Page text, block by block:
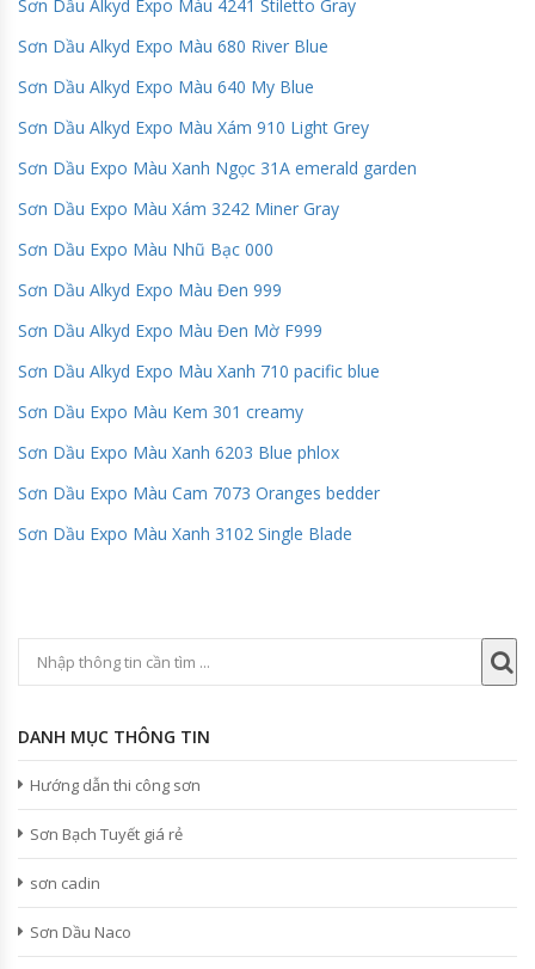
Sơn Dầu Alkyd Expo Màu 4241 Stiletto Gray
Sơn Dầu Alkyd Expo Màu 680 River Blue
Sơn Dầu Alkyd Expo Màu 640 My Blue
Sơn Dầu Alkyd Expo Màu Xám 910 Light Grey
Sơn Dầu Expo Màu Xanh Ngọc 31A emerald garden
Sơn Dầu Expo Màu Xám 3242 Miner Gray
Sơn Dầu Expo Màu Nhũ Bạc 000
Sơn Dầu Alkyd Expo Màu Đen 999
Sơn Dầu Alkyd Expo Màu Đen Mờ F999
Sơn Dầu Alkyd Expo Màu Xanh 710 pacific blue
Sơn Dầu Expo Màu Kem 301 creamy
Sơn Dầu Expo Màu Xanh 6203 Blue phlox
Sơn Dầu Expo Màu Cam 7073 Oranges bedder
Sơn Dầu Expo Màu Xanh 3102 Single Blade
DANH MỤC THÔNG TIN
Hướng dẫn thi công sơn
Sơn Bạch Tuyết giá rẻ
sơn cadin
Sơn Dầu Naco